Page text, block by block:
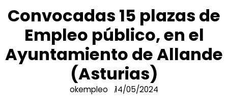
Convocadas 15 plazas de
Empleo público, en el
Ayuntamiento de Allande
(Asturias)
okempleo 14/05/2024